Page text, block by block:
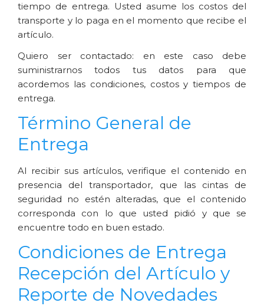
tiempo de entrega. Usted asume los costos del
transporte y lo paga en el momento que recibe el
artículo.
Quiero ser contactado: en este caso debe
suministrarnos todos tus datos para que
acordemos las condiciones, costos y tiempos de
entrega.
Término General de
Entrega
Al recibir sus artículos, verifique el contenido en
presencia del transportador, que las cintas de
seguridad no estén alteradas, que el contenido
corresponda con lo que usted pidió y que se
encuentre todo en buen estado.
Condiciones de Entrega
Recepción del Artículo y
Reporte de Novedades